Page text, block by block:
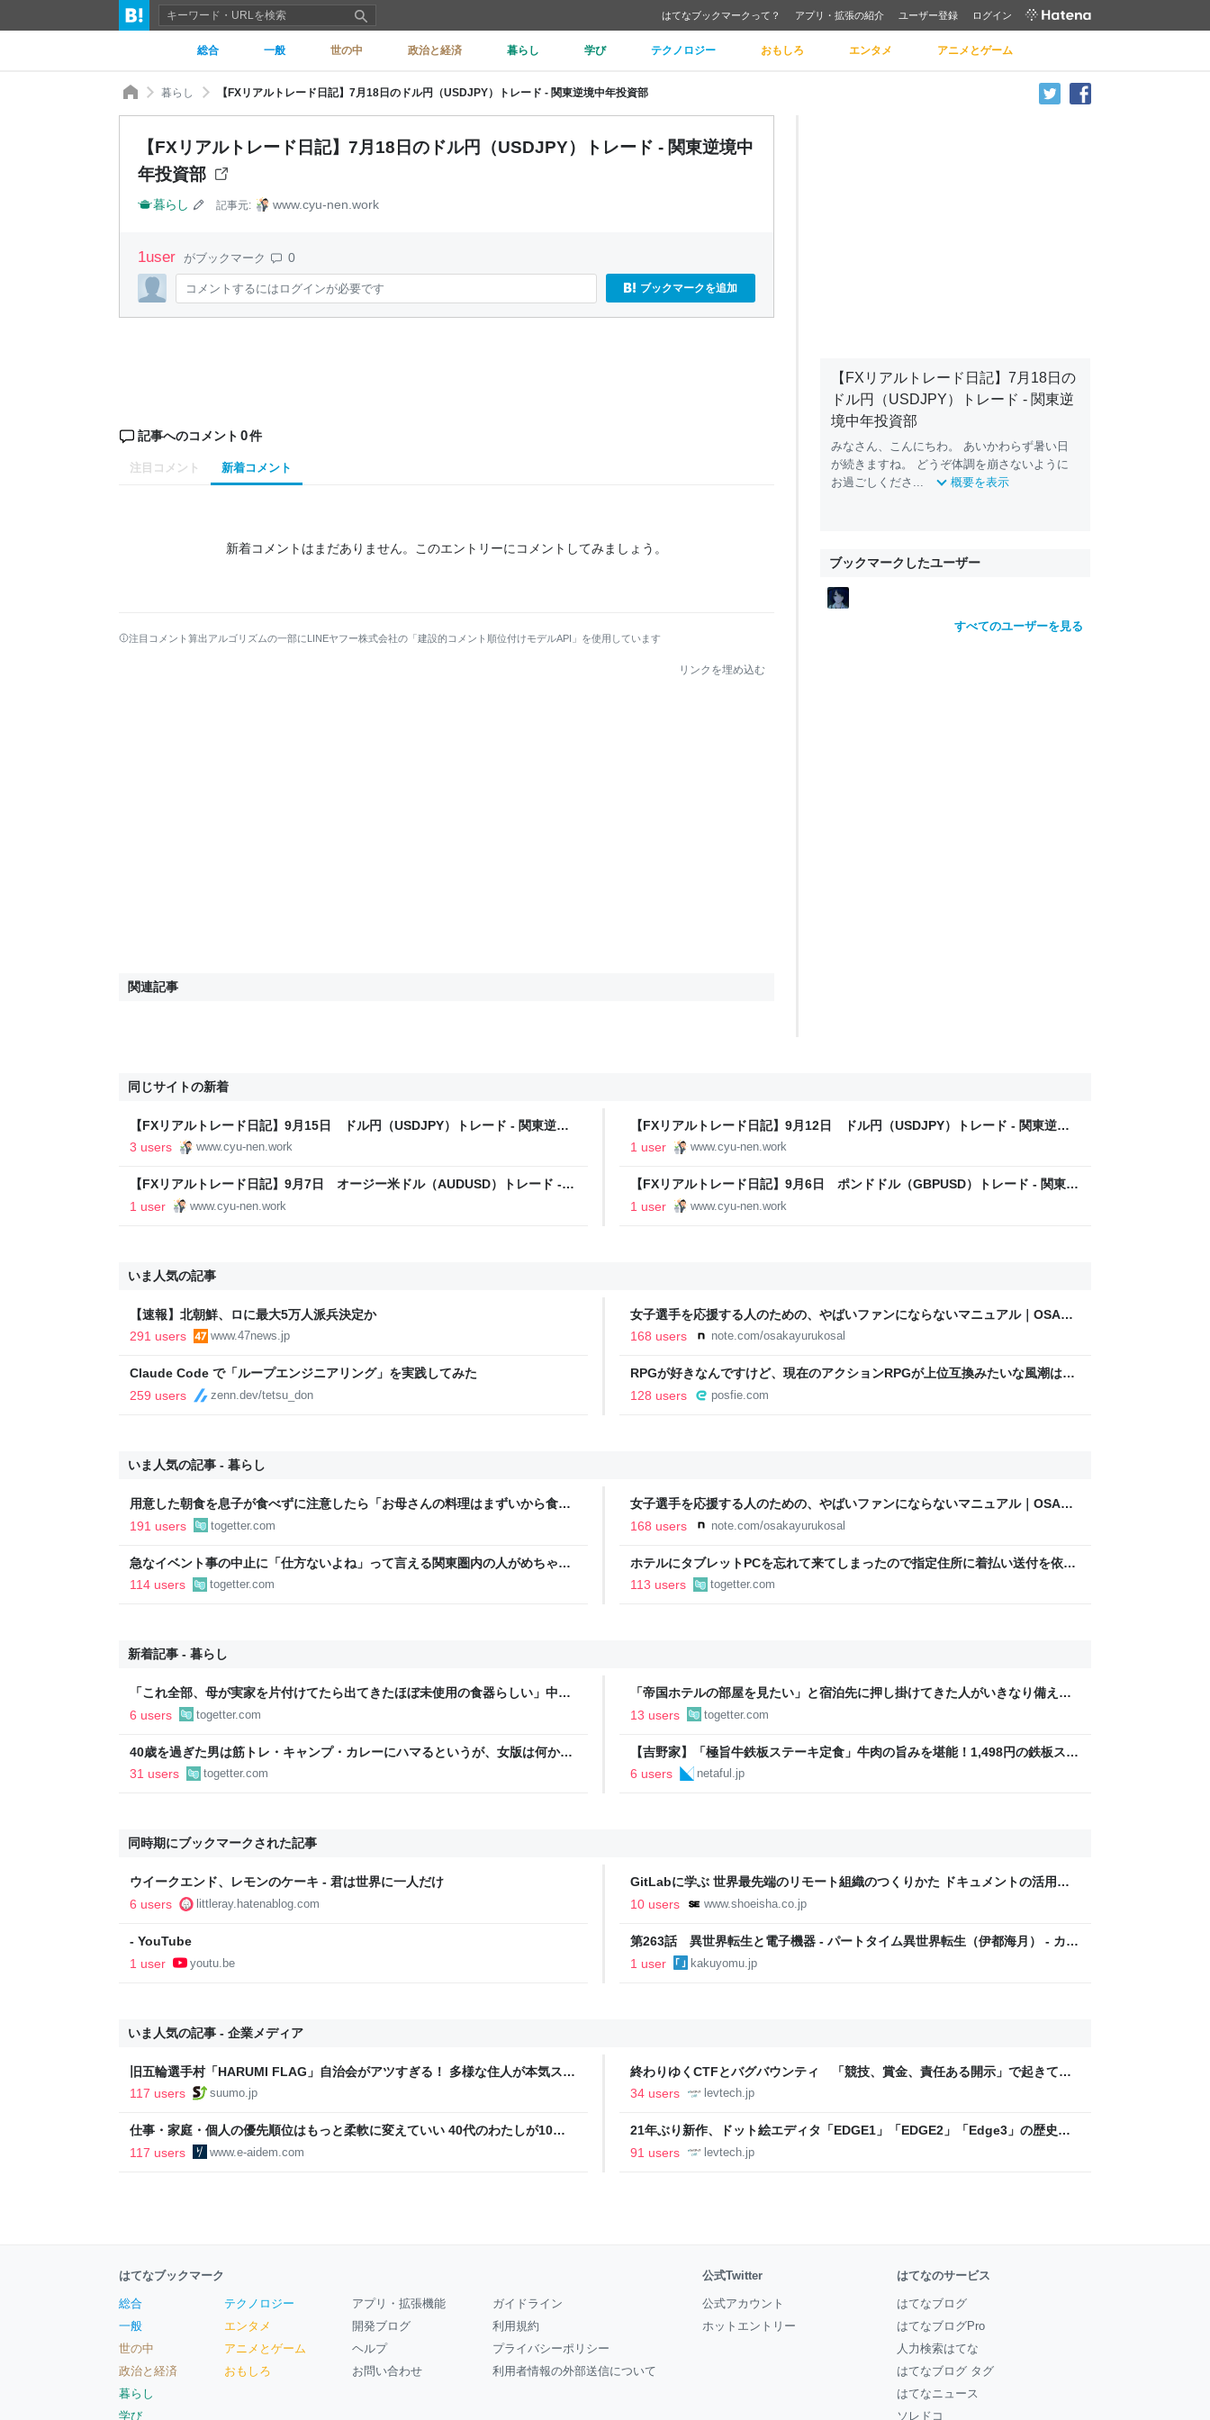
はてなブックマークって？ アプリ・拡張の紹介 ユーザー登録 ログイン
総合 一般 世の中 政治と経済 暮らし 学び テクノロジー おもしろ エンタメ アニメとゲーム
暮らし 【FXリアルトレード日記】7月18日のドル円（USDJPY）トレード - 関東逆境中年投資部
【FXリアルトレード日記】7月18日のドル円（USDJPY）トレード - 関東逆境中
年投資部
暮らし 記事元: www.cyu-nen.work
1user がブックマーク 0
コメントするにはログインが必要です ブックマークを追加
記事へのコメント 0件
注目コメント 新着コメント
新着コメントはまだありません。 このエントリーにコメントしてみましょう。
注目コメント算出アルゴリズムの一部にLINEヤフー株式会社の「建設的コメント順位付けモデルAPI」を使用しています
リンクを埋め込む
関連記事
【FXリアルトレード日記】7月18日の
ドル円（USDJPY）トレード - 関東逆
境中年投資部
みなさん、こんにちわ。 あいかわらず暑い日
が続きますね。 どうぞ体調を崩さないように
お過ごしくださ...
概要を表示
ブックマークしたユーザー
すべてのユーザーを見る
同じサイトの新着
【FXリアルトレード日記】9月15日 ドル円（USDJPY）トレード - 関東逆境
中年投資部
3 users www.cyu-nen.work
【FXリアルトレード日記】9月12日 ドル円（USDJPY）トレード - 関東逆境
中年投資部
1 user www.cyu-nen.work
【FXリアルトレード日記】9月7日 オージー米ドル（AUDUSD）トレード -
関東逆境中年投資部
1 user www.cyu-nen.work
【FXリアルトレード日記】9月6日 ポンドドル（GBPUSD）トレード - 関東逆
境中年投資部
1 user www.cyu-nen.work
いま人気の記事
【速報】北朝鮮、ロに最大5万人派兵決定か
291 users
www.47news.jp
女子選手を応援する人のための、やばいファンにならないマニュアル｜OSAKA
YURU KOSAL:TETSUYA KITAMOTO
168 users note.com/osakayurukosal
Claude Code で「ループエンジニアリング」を実践してみた
259 users
zenn.dev/tetsu_don
RPGが好きなんですけど、現在のアクションRPGが上位互換みたいな風潮は異
を唱えたくて、ターン制RPGにはターン制の良さがあると思ってます 一手をじ
128 users posfie.com
いま人気の記事 - 暮らし
用意した朝食を息子が食べずに注意したら「お母さんの料理はまずいから食べ
たくない」と…「まずいなら食べなくていい。今後は自分で食事を用意しなさ
191 users togetter.com
女子選手を応援する人のための、やばいファンにならないマニュアル｜OSAKA
YURU KOSAL:TETSUYA KITAMOTO
168 users note.com/osakayurukosal
急なイベント事の中止に「仕方ないよね」って言える関東圏内の人がめちゃく
ちゃ羨ましい…遠征だと『キャンセルできない飛行機代とホテル代』の怒りが
どうしても先に来る
114 users togetter.com
ホテルにタブレットPCを忘れて来てしまったので指定住所に着払い送付を依頼
した3日後、「バッテリー搭載の電子機器は運送会社が取扱わず、諦めて下さ
い」と返信がきた
113 users togetter.com
新着記事 - 暮らし
「これ全部、母が実家を片付けてたら出てきたほぼ未使用の食器らしい」中古
屋はどこもタダでも引取りNGだった…どうすれば？→どうやら歴史的背景があ
6 users togetter.com
「帝国ホテルの部屋を見たい」と宿泊先に押し掛けてきた人がいきなり備え付
けのチョコを食べだしたのでとがめたら、その後各方面に呪詛を吐かれまくっ
13 users togetter.com
40歳を過ぎた男は筋トレ・キャンプ・カレーにハマるというが、女版は何か？
挙げられた例にドキッとする「当てはまって笑った」
31 users togetter.com
【吉野家】「極旨牛鉄板ステーキ定食」牛肉の旨みを堪能！1,498円の鉄板ステ
ーキ定食を食べてみた - ネタフル
6 users netaful.jp
同時期にブックマークされた記事
ウイークエンド、レモンのケーキ - 君は世界に一人だけ
6 users
littleray.hatenablog.com
GitLabに学ぶ 世界最先端のリモート組織のつくりかた ドキュメントの活用で
オフィスなしでも最大の成果を出すグローバル企業のしくみ | 翔泳社
10 users www.shoeisha.co.jp
- YouTube
1 user
youtu.be
第263話 異世界転生と電子機器 - パートタイム異世界転生（伊都海月） - カク
ヨム
1 user kakuyomu.jp
いま人気の記事 - 企業メディア
旧五輪選手村「HARUMI FLAG」自治会がアツすぎる！ 多様な住人が本気スキ
ルで挑む、盆踊り2万人集客や交通改善など“街の価値向上”戦略 東京・中央
117 users suumo.jp
終わりゆくCTFとバグバウンティ 「競技、賞金、責任ある開示」で起きてい
ること【フォーカス】 - レバテックLAB
34 users levtech.jp
仕事・家庭・個人の優先順位はもっと柔軟に変えていい 40代のわたしが10年
後の自分に伝えたいこと - りっすん by イーアイデム
117 users www.e-aidem.com
21年ぶり新作、ドット絵エディタ「EDGE1」「EDGE2」「Edge3」の歴史に
ついて作者に聞く【フォーカス】 - レバテックLAB
91 users levtech.jp
はてなブックマーク
総合
一般
世の中
政治と経済
暮らし
学び
テクノロジー
エンタメ
アニメとゲーム
おもしろ
アプリ・拡張機能
開発ブログ
ヘルプ
お問い合わせ
ガイドライン
利用規約
プライバシーポリシー
利用者情報の外部送信について
公式Twitter
公式アカウント
ホットエントリー
はてなのサービス
はてなブログ
はてなブログPro
人力検索はてな
はてなブログ タグ
はてなニュース
ソレドコ